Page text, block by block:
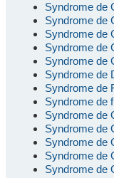
Syndrome de
Syndrome de
Syndrome de
Syndrome de
Syndrome de
Syndrome de
Syndrome de
Syndrome de
Syndrome de
Syndrome de
Syndrome de
Syndrome de
Syndrome de